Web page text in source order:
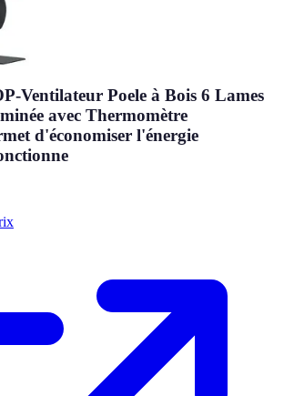
Ventilateur Poele à Bois 6 Lames
avec Thermomètre
d'économiser l'énergie